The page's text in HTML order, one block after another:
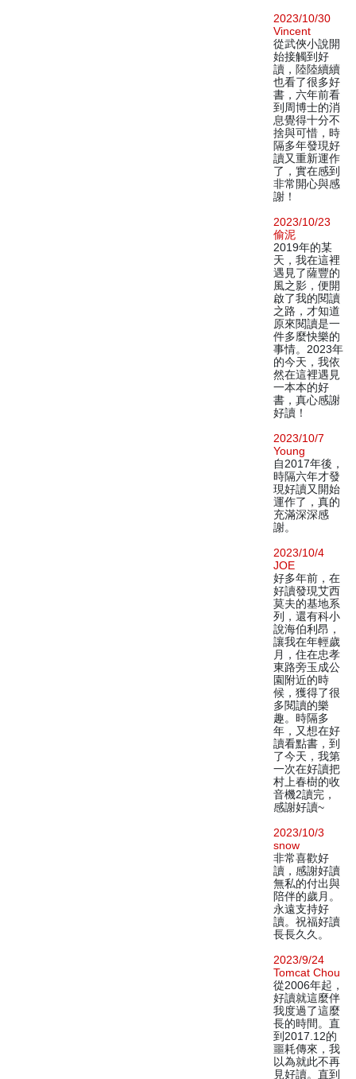
2023/10/30
Vincent
從武俠小說開
始接觸到好
讀，陸陸續續
也看了很多好
書，六年前看
到周博士的消
息覺得十分不
捨與可惜，時
隔多年發現好
讀又重新運作
了，實在感到
非常開心與感
謝！
2023/10/23
偷泥
2019年的某
天，我在這裡
遇見了薩豐的
風之影，便開
啟了我的閱讀
之路，才知道
原來閱讀是一
件多麼快樂的
事情。2023年
的今天，我依
然在這裡遇見
一本本的好
書，真心感謝
好讀！
2023/10/7
Young
自2017年後，
時隔六年才發
現好讀又開始
運作了，真的
充滿深深感
謝。
2023/10/4
JOE
好多年前，在
好讀發現艾西
莫夫的基地系
列，還有科小
說海伯利昂，
讓我在年輕歲
月，住在忠孝
東路旁玉成公
園附近的時
候，獲得了很
多閱讀的樂
趣。時隔多
年，又想在好
讀看點書，到
了今天，我第
一次在好讀把
村上春樹的收
音機2讀完，
感謝好讀~
2023/10/3
snow
非常喜歡好
讀，感謝好讀
無私的付出與
陪伴的歲月。
永遠支持好
讀。祝福好讀
長長久久。
2023/9/24
Tomcat Chou
從2006年起，
好讀就這麼伴
我度過了這麼
長的時間。直
到2017.12的
噩耗傳來，我
以為就此不再
見好讀。直到